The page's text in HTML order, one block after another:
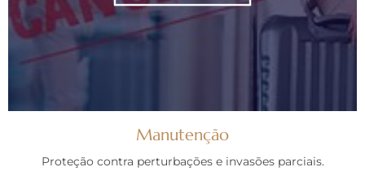
Manutenção
Proteção contra perturbações e invasões parciais.